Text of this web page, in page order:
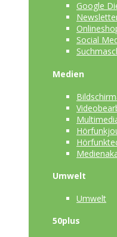
Google
Social
Medien
Umwelt
Umwelt
50plus